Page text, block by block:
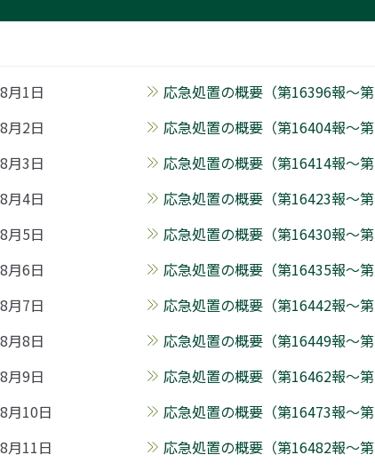
8月1日
応急処置の概要（第16396報～
8月2日
応急処置の概要（第16404報～
8月3日
応急処置の概要（第16414報～
8月4日
応急処置の概要（第16423報～
8月5日
応急処置の概要（第16430報～
8月6日
応急処置の概要（第16435報～
8月7日
応急処置の概要（第16442報～
8月8日
応急処置の概要（第16449報～
8月9日
応急処置の概要（第16462報～
8月10日
応急処置の概要（第16473報～
8月11日
応急処置の概要（第16482報～